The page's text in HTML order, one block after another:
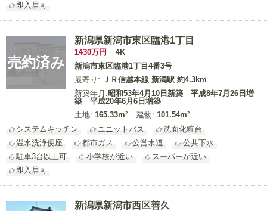
即入居可
売約済み
新潟県新潟市東区臨港1丁目
1430万円
4K
新潟市東区臨港1丁目4番3号
最寄り: ＪＲ信越本線 新潟駅 約4.3km
新築年月:昭和53年4月10日新築 平成8年7月26日増
築 平成20年6月6日増築
土地: 165.33m² 建物: 101.54m²
システムキッチン
ユニットバス
洗面化粧台
温水洗浄便座
都市ガス 公営水道
公共下水
駐車3台以上可
小学校が近い
スーパーが近い
即入居可
新潟県新潟市西区善久